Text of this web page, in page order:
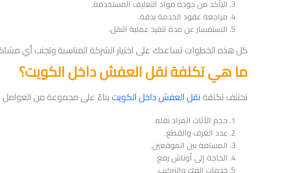
التأكد من جودة مواد التغليف المستخدمة.
مراجعة عقود الخدمة بدقة.
الاستفسار عن مدة تنفيذ عملية النقل.
كل هذه الخطوات تساعدك على اختيار الشركة المناسبة وتجنب أي
ما هي تكلفة نقل العفش داخل الكويت؟
تختلف تكلفةنقل العفش داخل الكويتبناءً على مجموعة من العوامل
حجم الأثاث المراد نقله.
عدد الغرف والقطع.
المسافة بين الموقعين.
الحاجة إلى أوناش رفع.